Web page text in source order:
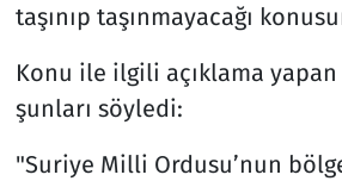
taşınıp taşınmayacağı
Konu ile ilgili açıklama yapan
şunları söyledi:
"Suriye Milli Ordusu’nun